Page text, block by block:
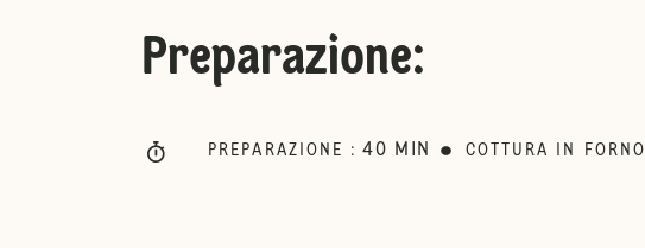
Preparazione:
PREPARAZIONE : 40 MIN COTTURA IN FORNO